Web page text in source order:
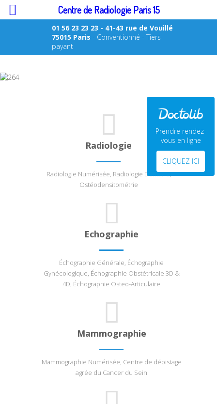
01 56 23 23 23 - 41-43 rue de Vouillé
75015 Paris - Conventionné - Tiers
payant
Radiologie
Radiologie Numérisée, Radiologie Dentaire,
Ostéodensitométrie
Echographie
Échographie Générale, Échographie
Gynécologique, Échographie Obstétricale 3D &
4D, Échographie Osteo-Articulaire
Mammographie
Mammographie Numérisée, Centre de dépistage
agrée du Cancer du Sein
Prendre rendez-
vous en ligne
CLIQUEZ ICI
Centre de Radiologie Paris 15